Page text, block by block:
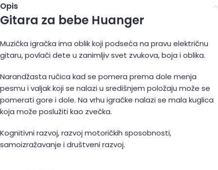
Opis
Gitara za bebe Huanger
Muzička igračka ima oblik koji podseća na pravu električnu
gitaru, povlači dete u zanimljiv svet zvukova, boja i oblika.
Narandžasta ručica kad se pomera prema dole menja
pesmu i valjak koji se nalazi u središnjem položaju može se
pomerati gore i dole. Na vrhu igračke nalazi se mala kuglica
koja može poslužiti kao zvečka.
Kognitivni razvoj, razvoj motoričkih sposobnosti,
samoizražavanje i društveni razvoj.